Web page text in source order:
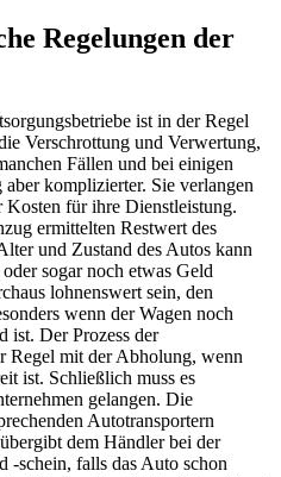
Regelungen der
ist in der Regel
Verschrottung und Verwertung,
Fällen und bei einigen
komplizierter. Sie verlangen
Kosten für ihre Dienstleistung.
ermittelten Restwert des
und Zustand des Autos kann
sogar noch etwas Geld
lohnenswert sein, den
wenn der Wagen noch
ist. Der Prozess der
Regel mit der Abholung, wenn
ist. Schließlich muss es
gelangen. Die
Autotransportern
dem Händler bei der
-schein, falls das Auto schon